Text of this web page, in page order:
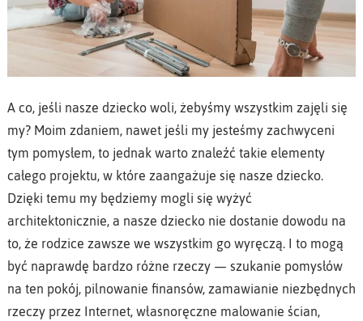
A co, jeśli nasze dziecko woli, żebyśmy wszystkim zajęli się
my? Moim zdaniem, nawet jeśli my jesteśmy zachwyceni
tym pomysłem, to jednak warto znaleźć takie elementy
całego projektu, w które zaangażuje się nasze dziecko.
Dzięki temu my będziemy mogli się wyżyć
architektonicznie, a nasze dziecko nie dostanie dowodu na
to, że rodzice zawsze we wszystkim go wyręczą. I to mogą
być naprawdę bardzo różne rzeczy — szukanie pomysłów
na ten pokój, pilnowanie finansów, zamawianie niezbędnych
rzeczy przez Internet, własnoręczne malowanie ścian,